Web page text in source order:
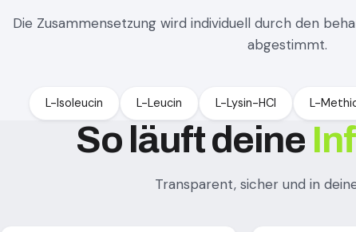
Die Zusammensetzung wird individuell durch den
abgestimmt.
L-Isoleucin L-Leucin L-Lysin-HCl L-
So läuft deine
Transparent, sicher und in